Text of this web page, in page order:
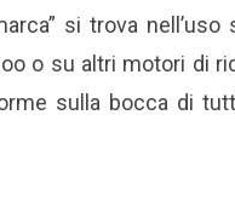
si trova nell’uso
o su altri motori di
sulla bocca di